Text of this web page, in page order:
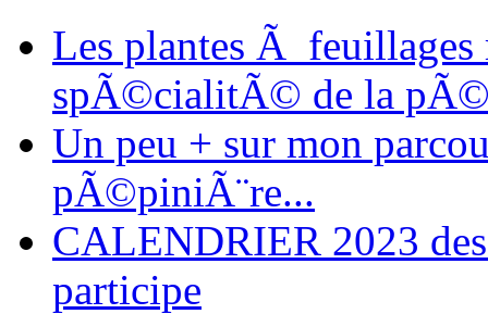
Les plantes Ã feuillages
spÃ©cialitÃ© de la
Un peu + sur mon
pÃ©piniÃ¨re...
CALENDRIER 2023
participe